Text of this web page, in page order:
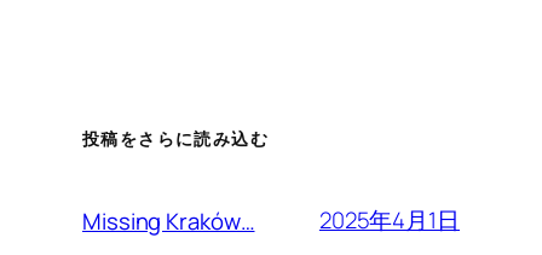
投稿をさらに読み込む
Missing Kraków… 2025年4月1日